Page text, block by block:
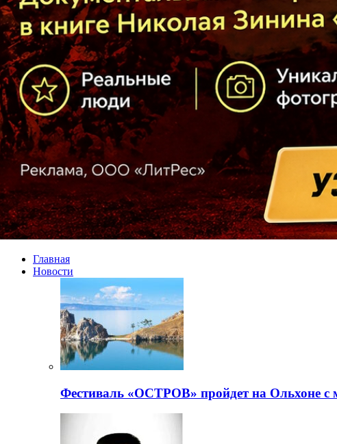
Главная
Новости
Фестиваль «ОСТРОВ» пройдет на Ольхоне